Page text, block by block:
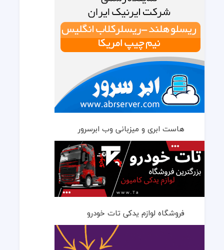
هاست ابری و میزبانی وب ابرسرور
فروشگاه لوازم یدکی تات خودرو